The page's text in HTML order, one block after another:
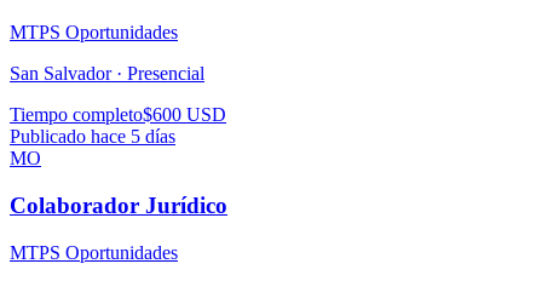
MTPS Oportunidades
San Salvador · Presencial
Tiempo completo$600 USD
Publicado hace 5 días
MO
Colaborador Jurídico
MTPS Oportunidades